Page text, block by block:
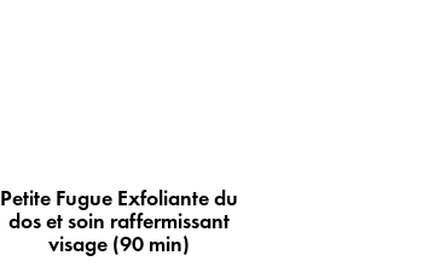
Petite Fugue Exfoliante du
dos et soin raffermissant
visage (90 min)